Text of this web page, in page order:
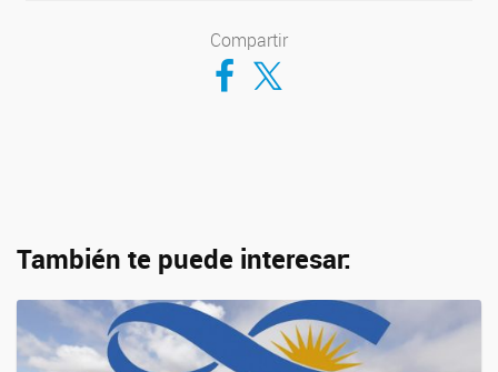
Compartir
Compartir en Facebook
Compartir en Twitter
También te puede interesar: